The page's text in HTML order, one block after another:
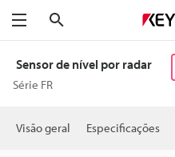
Menu
Sensor de nível por radar
Série FR
Visão geral Especificações